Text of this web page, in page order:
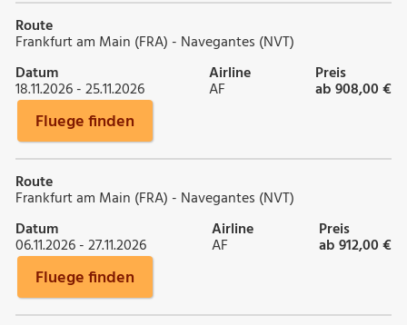
Route
Frankfurt am Main (FRA) - Navegantes (NVT)
Datum
18.11.2026 - 25.11.2026
Airline
AF
Preis
ab 908,00 €
Fluege finden
Route
Frankfurt am Main (FRA) - Navegantes (NVT)
Datum
06.11.2026 - 27.11.2026
Airline
AF
Preis
ab 912,00 €
Fluege finden